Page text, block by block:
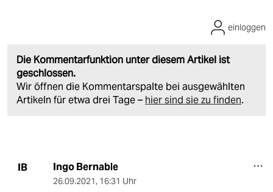
Die Kommentarfunktion unter diesem Artikel ist
geschlossen.
Wir öffnen die Kommentarspalte bei ausgewählten
Artikeln für etwa drei Tage – hier sind sie zu finden.
einloggen
IB Ingo Bernable
26.09.2021, 16:31 Uhr